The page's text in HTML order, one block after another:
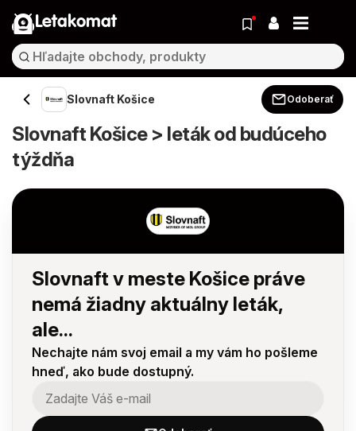
Letakomat
Slovnaft Košice Odoberať
Slovnaft Košice > leták od budúceho
týždňa
Slovnaft v meste Košice práve
nemá žiadny aktuálny leták,
ale...
Nechajte nám svoj email a my vám ho pošleme
hneď, ako bude dostupný.